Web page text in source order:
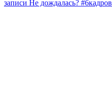
записи Не дождалась?